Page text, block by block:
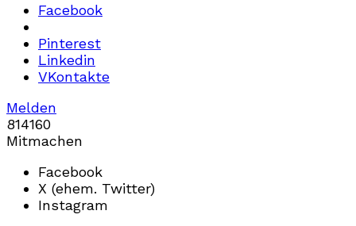
Facebook
Pinterest
Linkedin
VKontakte
Melden
814160
Mitmachen
Facebook
X (ehem. Twitter)
Instagram